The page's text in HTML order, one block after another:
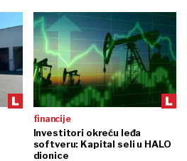
financije
Investitori okreću leđa
softveru: Kapital seli u HALO
dionice